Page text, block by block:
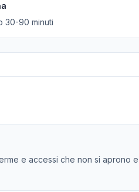
30-90 minuti
e accessi che non si aprono